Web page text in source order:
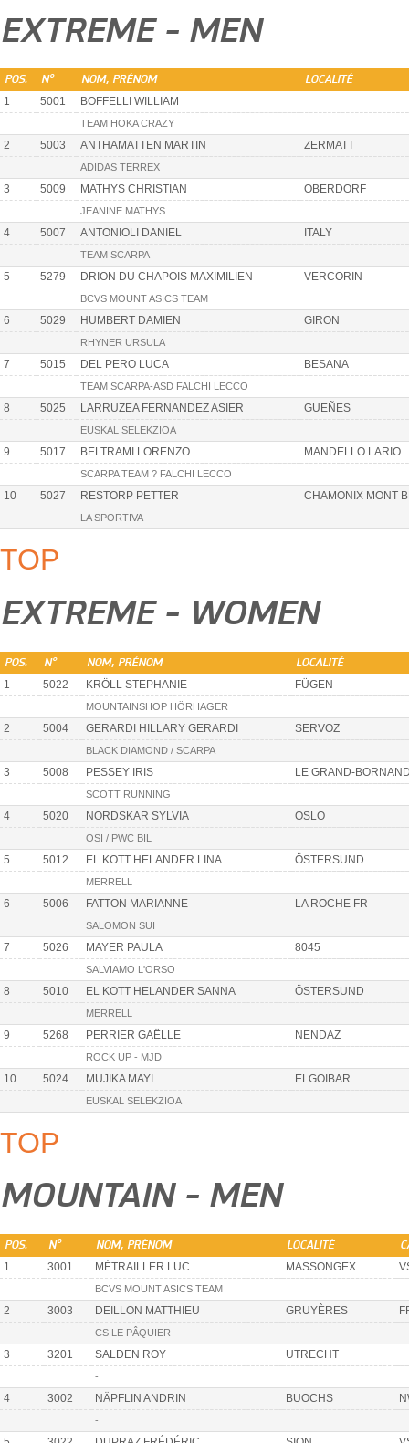
EXTREME - MEN
POS. N° NOM, PRÉNOM LOCALITÉ
1 5001 BOFFELLI WILLIAM
TEAM HOKA CRAZY
2 5003 ANTHAMATTEN MARTIN ZERMATT
ADIDAS TERREX
3 5009 MATHYS CHRISTIAN OBERDORF
JEANINE MATHYS
4 5007 ANTONIOLI DANIEL ITALY
TEAM SCARPA
5 5279 DRION DU CHAPOIS MAXIMILIEN VERCORIN
BCVS MOUNT ASICS TEAM
6 5029 HUMBERT DAMIEN GIRON
RHYNER URSULA
7 5015 DEL PERO LUCA BESANA
TEAM SCARPA-ASD FALCHI LECCO
8 5025 LARRUZEA FERNANDEZ ASIER GUEÑES
EUSKAL SELEKZIOA
9 5017 BELTRAMI LORENZO MANDELLO LARIO
SCARPA TEAM ? FALCHI LECCO
10 5027 RESTORP PETTER CHAMONIX MONT
LA SPORTIVA
TOP
EXTREME - WOMEN
POS. N° NOM, PRÉNOM LOCALITÉ
1 5022 KRÖLL STEPHANIE FÜGEN
MOUNTAINSHOP HÖRHAGER
2 5004 GERARDI HILLARY GERARDI SERVOZ
BLACK DIAMOND / SCARPA
3 5008 PESSEY IRIS LE GRAND-
SCOTT RUNNING
4 5020 NORDSKAR SYLVIA OSLO
OSI / PWC BIL
5 5012 EL KOTT HELANDER LINA ÖSTERSUND
MERRELL
6 5006 FATTON MARIANNE LA ROCHE FR
SALOMON SUI
7 5026 MAYER PAULA 8045
SALVIAMO L'ORSO
8 5010 EL KOTT HELANDER SANNA ÖSTERSUND
MERRELL
9 5268 PERRIER GAËLLE NENDAZ
ROCK UP - MJD
10 5024 MUJIKA MAYI ELGOIBAR
EUSKAL SELEKZIOA
TOP
MOUNTAIN - MEN
POS. N° NOM, PRÉNOM LOCALITÉ
1 3001 MÉTRAILLER LUC MASSONGEX
BCVS MOUNT ASICS TEAM
2 3003 DEILLON MATTHIEU GRUYÈRES
CS LE PÂQUIER
3 3201 SALDEN ROY UTRECHT
-
4 3002 NÄPFLIN ANDRIN BUOCHS
-